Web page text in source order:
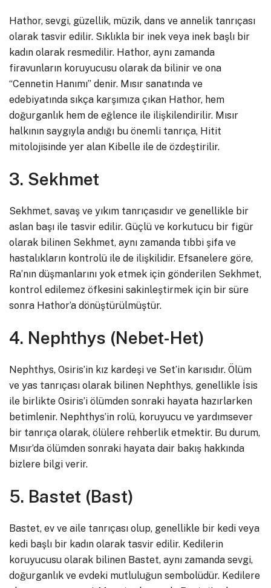
Hathor, sevgi, güzellik, müzik, dans ve annelik tanrıçası
olarak tasvir edilir. Sıklıkla bir inek veya inek başlı bir
kadın olarak resmedilir. Hathor, aynı zamanda
firavunların koruyucusu olarak da bilinir ve ona
“Cennetin Hanımı” denir. Mısır sanatında ve
edebiyatında sıkça karşımıza çıkan Hathor, hem
doğurganlık hem de eğlence ile ilişkilendirilir. Mısır
halkının saygıyla andığı bu önemli tanrıça, Hitit
mitolojisinde yer alan Kibelle ile de özdeştirilir.
3. Sekhmet
Sekhmet, savaş ve yıkım tanrıçasıdır ve genellikle bir
aslan başı ile tasvir edilir. Güçlü ve korkutucu bir figür
olarak bilinen Sekhmet, aynı zamanda tıbbi şifa ve
hastalıkların kontrolü ile de ilişkilidir. Efsanelere göre,
Ra’nın düşmanlarını yok etmek için gönderilen Sekhmet,
kontrol edilemez öfkesini sakinleştirmek için bir süre
sonra Hathor’a dönüştürülmüştür.
4. Nephthys (Nebet-Het)
Nephthys, Osiris’in kız kardeşi ve Set’in karısıdır. Ölüm
ve yas tanrıçası olarak bilinen Nephthys, genellikle İsis
ile birlikte Osiris’i ölümden sonraki hayata hazırlarken
betimlenir. Nephthys’in rolü, koruyucu ve yardımsever
bir tanrıça olarak, ölülere rehberlik etmektir. Bu durum,
Mısır’da ölümden sonraki hayata dair bakış hakkında
bizlere bilgi verir.
5. Bastet (Bast)
Bastet, ev ve aile tanrıçası olup, genellikle bir kedi veya
kedi başlı bir kadın olarak tasvir edilir. Kedilerin
koruyucusu olarak bilinen Bastet, aynı zamanda sevgi,
doğurganlık ve evdeki mutluluğun sembolüdür. Kedilere